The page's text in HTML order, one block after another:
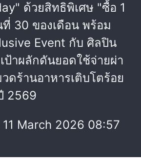
ด้วยสิทธิพิเศษ "ซื้อ 1
30 ของเดือน พร้อม
Event กับ ศิลปิน
ป้าผลักดันยอดใช้จ่ายผ่า
ดร้านอาหารเติบโตร้อย
2569
March 2026 08:57